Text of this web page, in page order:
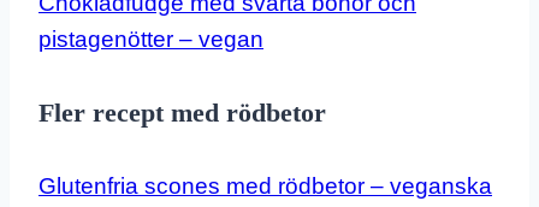
pistagenötter – vegan
Fler recept med rödbetor
Glutenfria scones med rödbetor – veganska